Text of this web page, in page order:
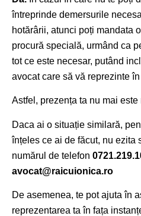
întreprinde demersurile
hotărârii, atunci poți mandata
procură specială, urmând ca
tot ce este necesar, putând
avocat care să vă reprezinte
Astfel, prezența ta nu mai este
Daca ai o situație similară,
înțeles ce ai de făcut, nu ezita
numărul de telefon
avocat@raicuionica.ro
De asemenea, te pot ajuta în
reprezentarea ta în fața